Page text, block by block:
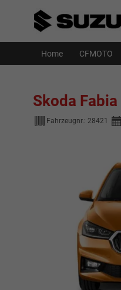
Home CFMOTO
Skoda Fabia
Fahrzeugnr.: 28421